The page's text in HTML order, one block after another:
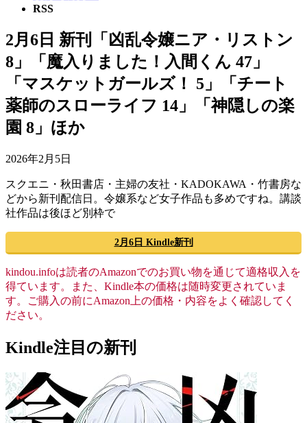
RSS
2月6日 新刊「凶乱令嬢ニア・リストン
8」「魔入りました！入間くん 47」
「マスケットガールズ！ 5」「チート
薬師のスローライフ 14」「神隠しの楽
園 8」ほか
2026年2月5日
スクエニ・秋田書店・主婦の友社・KADOKAWA・竹書房な
どから新刊配信日。令嬢系など女子作品も多めですね。講談
社作品は後ほど別枠で
2月6日 Kindle新刊
kindou.infoは読者のAmazonでのお買い物を通じて適格収入を
得ています。また、Kindle本の価格は随時変更されていま
す。ご購入の前にAmazon上の価格・内容をよく確認してく
ださい。
Kindle注目の新刊